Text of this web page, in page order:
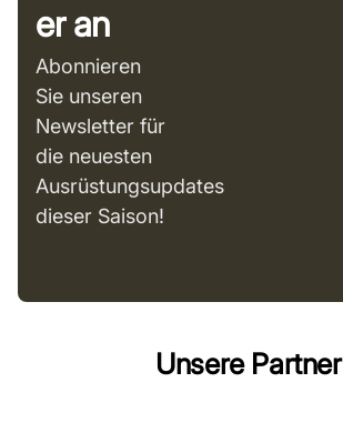
er an
Abonnieren
Sie unseren
Newsletter für
die neuesten
Ausrüstungsupdates
dieser Saison!
Unsere Partner